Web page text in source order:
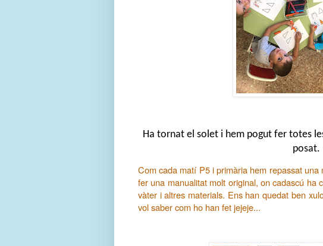
Ha tornat el solet i hem pogut fer totes
posat.
Com cada matí P5 i primària hem repassat
fer una manualitat molt original, on cadascú
vàter i altres materials. Ens han quedat ben
vol saber com ho han fet jejeje...